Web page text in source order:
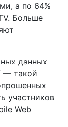
а по 64%
Больше
данных
— такой
участников
Web